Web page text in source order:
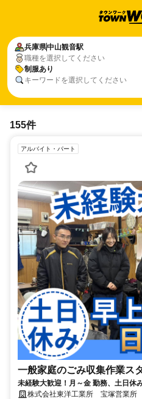
兵庫県中山観音駅
職種を選択してください
制服あり
キーワードを選択してください
155件
アルバイト・パート
一般家庭のごみ収集作業ス
未経験大歓迎！月～金 勤務、土日休
株式会社東洋工業所 宝塚営業所